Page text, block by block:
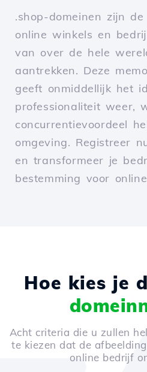
.shop-domeinen zijn
online winkels en
van over de hele
aantrekken. Deze
geeft onmiddellijk het
professionaliteit weer,
concurrentievoordeel
omgeving. Registreer
en transformeer je
bestemming voor
Hoe kies je
Acht criteria die u zullen
te kiezen dat de
online bedrijf